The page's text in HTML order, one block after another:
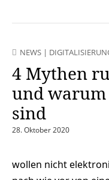
NEWS |
4 Mythen
und
sind
28. Oktober 2020
wollen nicht